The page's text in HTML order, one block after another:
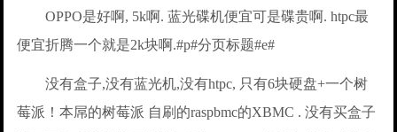
OPPO是好啊, 5k啊. 蓝光碟机便宜可是碟贵啊. htpc最
便宜折腾一个就是2k块啊.#p#分页标题#e#
没有盒子,没有蓝光机,没有htpc, 只有6块硬盘+一个树
莓派！本屌的树莓派 自刷的raspbmc的XBMC . 没有买盒子